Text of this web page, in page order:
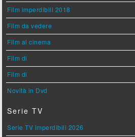
Film imperdibili 2018
Film da vedere
Film al cinema
Film di
Film di
Novità in Dvd
Serie TV
Serie TV imperdibili 2026